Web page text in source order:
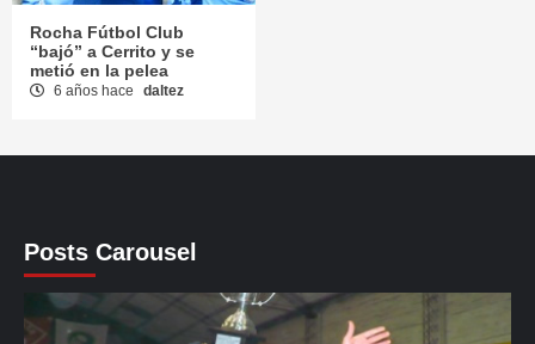
Rocha Fútbol Club
“bajó” a Cerrito y se
metió en la pelea
6 años hace daltez
Posts Carousel